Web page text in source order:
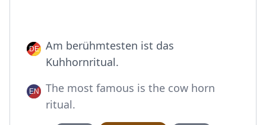
Am berühmtesten ist das
Kuhhornritual.
The most famous is the cow horn
ritual.